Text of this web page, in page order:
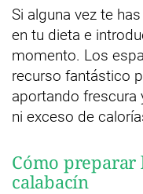
Si alguna vez te
en tu dieta e
momento. Los
recurso fantástico
aportando frescura
ni exceso de
Cómo preparar
calabacín